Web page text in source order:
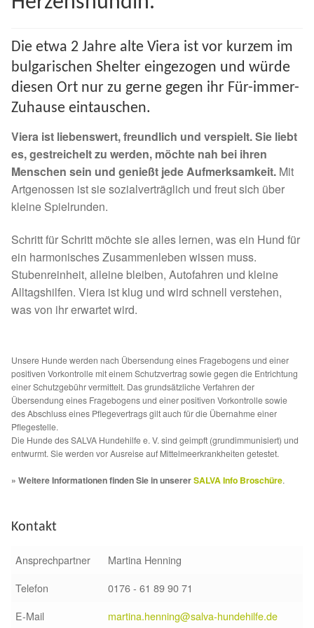
Juli bis Dezember 2023
Januar bis Juni 2023
Spenden 2022
Juli bis Dezember 2022
Januar bis Juni 2022
Spenden 2021
Juli bis Dezember 2021
Fördermitgliedschaft
Auslandstierschutz
Schutzgebühr
Wichtige Gedanken vor der Adoption
Die etwa 2 Jahre alte Viera ist vor kurzem im
bulgarischen Shelter eingezogen und würde
diesen Ort nur zu gerne gegen ihr Für-immer-
Zuhause eintauschen.
Viera ist liebenswert, freundlich und verspielt. Sie liebt
es, gestreichelt zu werden, möchte nah bei ihren
Menschen sein und genießt jede Aufmerksamkeit. Mit
Artgenossen ist sie sozialverträglich und freut sich über
kleine Spielrunden.
Schritt für Schritt möchte sie alles lernen, was ein Hund für
ein harmonisches Zusammenleben wissen muss.
Stubenreinheit, alleine bleiben, Autofahren und kleine
Alltagshilfen. Viera ist klug und wird schnell verstehen,
was von ihr erwartet wird.
Unsere Hunde werden nach Übersendung eines Fragebogens und einer
positiven Vorkontrolle mit einem Schutzvertrag sowie gegen die Entrichtung
einer Schutzgebühr vermittelt. Das grundsätzliche Verfahren der
Übersendung eines Fragebogens und einer positiven Vorkontrolle sowie
des Abschluss eines Pflegevertrags gilt auch für die Übernahme einer
Pflegestelle.
Die Hunde des SALVA Hundehilfe e. V. sind geimpft (grundimmunisiert) und
entwurmt. Sie werden vor Ausreise auf Mittelmeerkrankheiten getestet.
» Weitere Informationen finden Sie in unsererSALVA Info Broschüre.
Kontakt
Ansprechpartner
Martina Henning
Telefon
0176 - 61 89 90 71
E-Mail
martina.henning@salva-hundehilfe.de